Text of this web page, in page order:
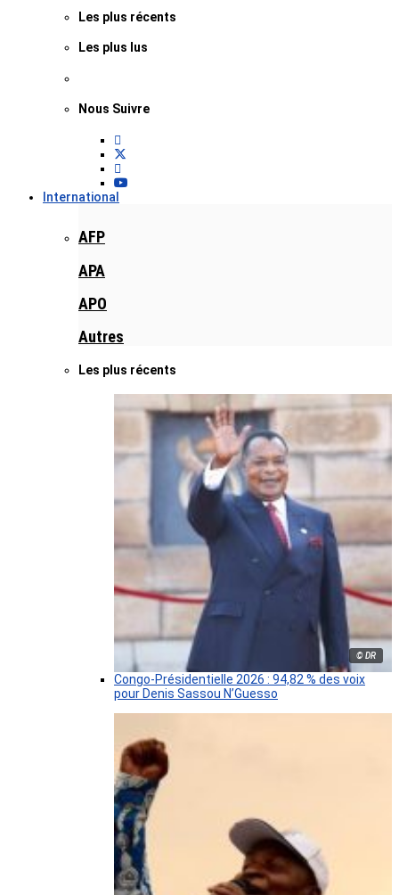
Les plus récents
Les plus lus
Nous Suivre
International
AFP
APA
APO
Autres
Les plus récents
© DR
Congo-Présidentielle 2026 : 94,82 % des voix
pour Denis Sassou N’Guesso